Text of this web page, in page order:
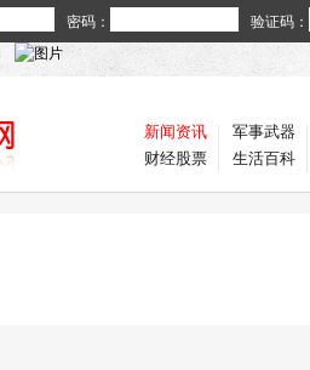
密码： 验证码：
新闻资讯
财经股票
军事武器
生活百科